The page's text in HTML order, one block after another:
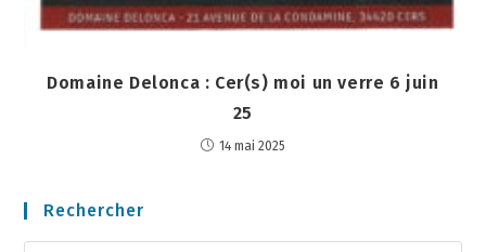
Domaine Delonca : Cer(s) moi un verre 6 juin
25
14 mai 2025
Rechercher